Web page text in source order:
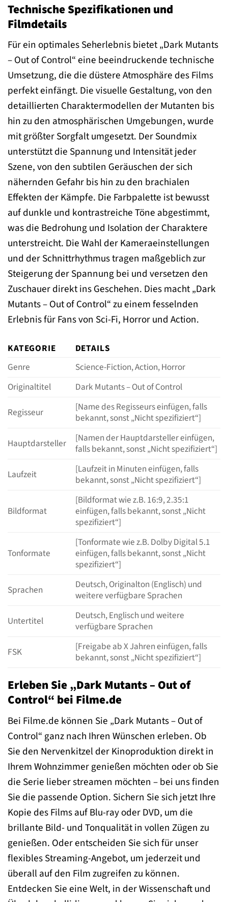
Technische Spezifikationen und
Filmdetails
Für ein optimales Seherlebnis bietet „Dark Mutants
– Out of Control“ eine beeindruckende technische
Umsetzung, die die düstere Atmosphäre des Films
perfekt einfängt. Die visuelle Gestaltung, von den
detaillierten Charaktermodellen der Mutanten bis
hin zu den atmosphärischen Umgebungen, wurde
mit größter Sorgfalt umgesetzt. Der Soundmix
unterstützt die Spannung und Intensität jeder
Szene, von den subtilen Geräuschen der sich
nähernden Gefahr bis hin zu den brachialen
Effekten der Kämpfe. Die Farbpalette ist bewusst
auf dunkle und kontrastreiche Töne abgestimmt,
was die Bedrohung und Isolation der Charaktere
unterstreicht. Die Wahl der Kameraeinstellungen
und der Schnittrhythmus tragen maßgeblich zur
Steigerung der Spannung bei und versetzen den
Zuschauer direkt ins Geschehen. Dies macht „Dark
Mutants – Out of Control“ zu einem fesselnden
Erlebnis für Fans von Sci-Fi, Horror und Action.
KATEGORIE
DETAILS
Genre
Science-Fiction, Action, Horror
Originaltitel
Dark Mutants – Out of Control
Regisseur
[Name des Regisseurs einfügen, falls
bekannt, sonst „Nicht spezifiziert“]
Hauptdarsteller
[Namen der Hauptdarsteller einfügen,
falls bekannt, sonst „Nicht spezifiziert“]
Laufzeit
[Laufzeit in Minuten einfügen, falls
bekannt, sonst „Nicht spezifiziert“]
Bildformat
[Bildformat wie z.B. 16:9, 2.35:1
einfügen, falls bekannt, sonst „Nicht
spezifiziert“]
Tonformate
[Tonformate wie z.B. Dolby Digital 5.1
einfügen, falls bekannt, sonst „Nicht
spezifiziert“]
Sprachen
Deutsch, Originalton (Englisch) und
weitere verfügbare Sprachen
Untertitel
Deutsch, Englisch und weitere
verfügbare Sprachen
FSK
[Freigabe ab X Jahren einfügen, falls
bekannt, sonst „Nicht spezifiziert“]
Erleben Sie „Dark Mutants – Out of
Control“ bei Filme.de
Bei Filme.de können Sie „Dark Mutants – Out of
Control“ ganz nach Ihren Wünschen erleben. Ob
Sie den Nervenkitzel der Kinoproduktion direkt in
Ihrem Wohnzimmer genießen möchten oder ob Sie
die Serie lieber streamen möchten – bei uns finden
Sie die passende Option. Sichern Sie sich jetzt Ihre
Kopie des Films auf Blu-ray oder DVD, um die
brillante Bild- und Tonqualität in vollen Zügen zu
genießen. Oder entscheiden Sie sich für unser
flexibles Streaming-Angebot, um jederzeit und
überall auf den Film zugreifen zu können.
Entdecken Sie eine Welt, in der Wissenschaft und